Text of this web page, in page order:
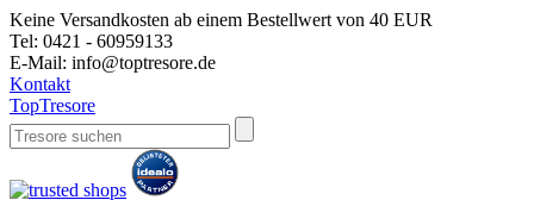
Keine Versandkosten ab einem Bestellwert von 40 EUR
Tel: 0421 - 60959133
E-Mail: info@toptresore.de
Kontakt
TopTresore